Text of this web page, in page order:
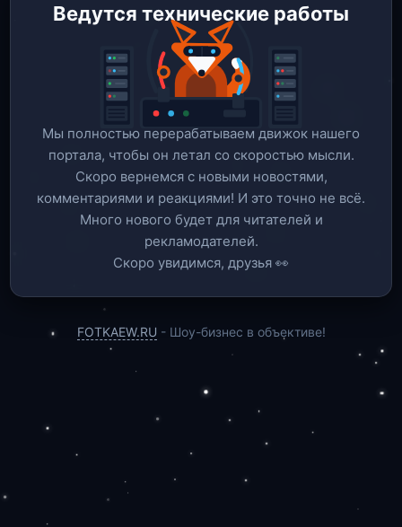
Ведутся технические работы
Мы полностью перерабатываем движок нашего
портала, чтобы он летал со скоростью мысли.
Скоро вернемся c новыми новостями,
комментариями и реакциями! И это точно не всё.
Много нового будет для читателей и
рекламодателей.
Скоро увидимся, друзья 👀
FOTKAEW.RU - Шоу-бизнес в объективе!